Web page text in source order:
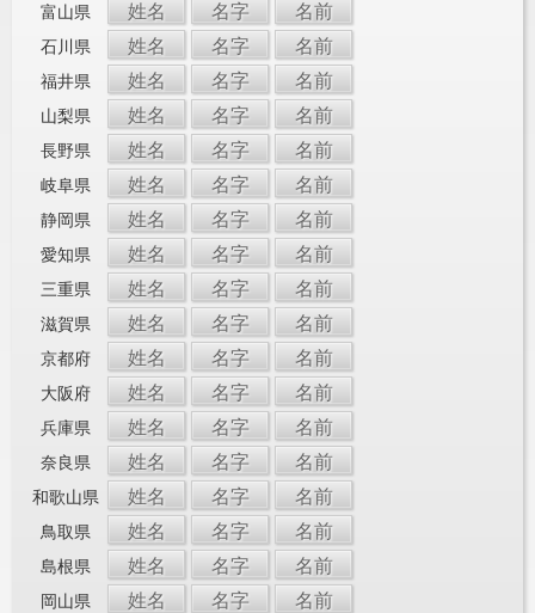
富山県 姓名 名字 名前
石川県 姓名 名字 名前
福井県 姓名 名字 名前
山梨県 姓名 名字 名前
長野県 姓名 名字 名前
岐阜県 姓名 名字 名前
静岡県 姓名 名字 名前
愛知県 姓名 名字 名前
三重県 姓名 名字 名前
滋賀県 姓名 名字 名前
京都府 姓名 名字 名前
大阪府 姓名 名字 名前
兵庫県 姓名 名字 名前
奈良県 姓名 名字 名前
和歌山県 姓名 名字 名前
鳥取県 姓名 名字 名前
島根県 姓名 名字 名前
岡山県 姓名 名字 名前